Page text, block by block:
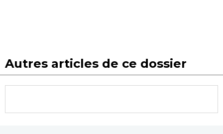
Autres articles de ce dossier